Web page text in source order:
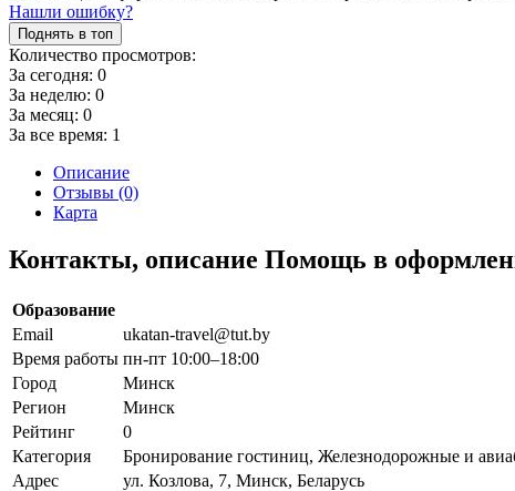
Нашли ошибку?
Поднять в топ
Количество просмотров:
За сегодня: 0
За неделю: 0
За месяц: 0
За все время: 1
Описание
Отзывы (0)
Карта
Контакты, описание Помощь в
Образование
Email
ukatan-travel@tut.by
Время работы пн-пт 10:00–18:00
Город
Минск
Регион
Минск
Рейтинг
0
Категория
Бронирование гостиниц, Железнодорожные и
Адрес
ул. Козлова, 7, Минск, Беларусь